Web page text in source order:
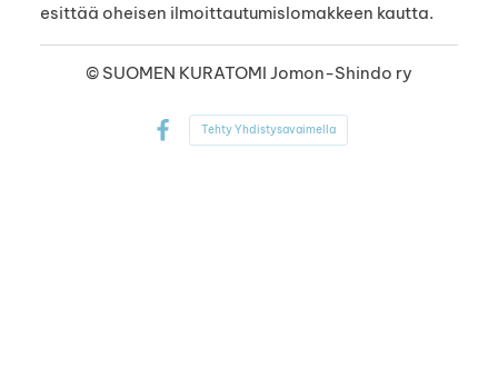
esittää oheisen ilmoittautumislomakkeen kautta.
© SUOMEN KURATOMI Jomon-Shindo ry
Facebook
Tehty Yhdistysavaimella